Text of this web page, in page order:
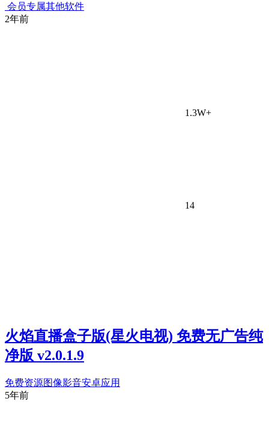
会员专属其他软件
2年前
1.3W+
14
火焰直播盒子版(星火电视) 免费无广告纯
净版 v2.0.1.9
免费资源图像影音安卓应用
5年前